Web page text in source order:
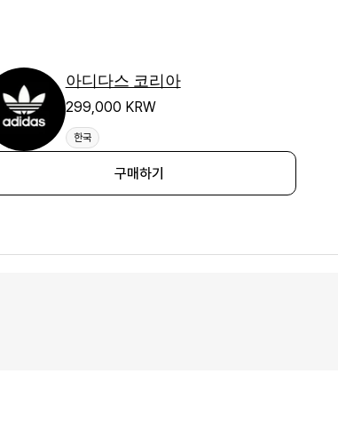
아디다스 코리아
299,000 KRW
한국
구매하기